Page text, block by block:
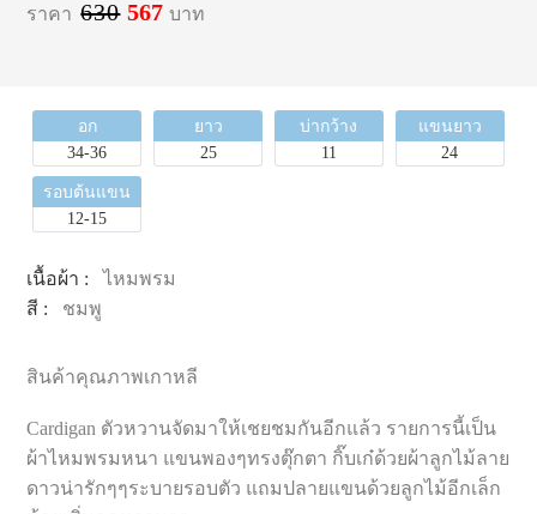
ราคา 630 567บาท
อก
34-36
ยาว
25
บ่ากว้าง
11
แขนยาว
24
รอบต้นแขน
12-15
เนื้อผ้า :ไหมพรม
สี : ชมพู
สินค้าคุณภาพเกาหลี
Cardigan ตัวหวานจัดมาให้เชยชมกันอีกแล้ว รายการนี้เป็น
ผ้าไหมพรมหนา แขนพองๆทรงตุ๊กตา กิ๊บเก๋ด้วยผ้าลูกไม้ลาย
ดาวน่ารักๆๆระบายรอบตัว แถมปลายแขนด้วยลูกไม้อีกเล็ก